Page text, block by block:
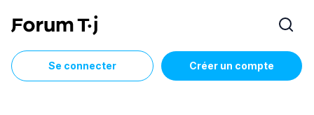
Se connecter Créer un compte